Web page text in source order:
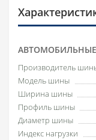
Производитель
Модель шины
Ширина шины
Профиль шины
Диаметр шины
Индекс нагрузки